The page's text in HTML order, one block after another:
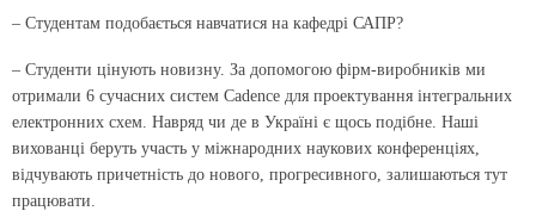
– Студентам подобається навчатися на кафедрі САПР?
– Студенти цінують новизну. За допомогою фірм-виробників ми
отримали 6 сучасних систем Cadence для проектування інтегральних
електронних схем. Навряд чи де в Україні є щось подібне. Наші
вихованці беруть участь у міжнародних наукових конференціях,
відчувають причетність до нового, прогресивного, залишаються тут
працювати.